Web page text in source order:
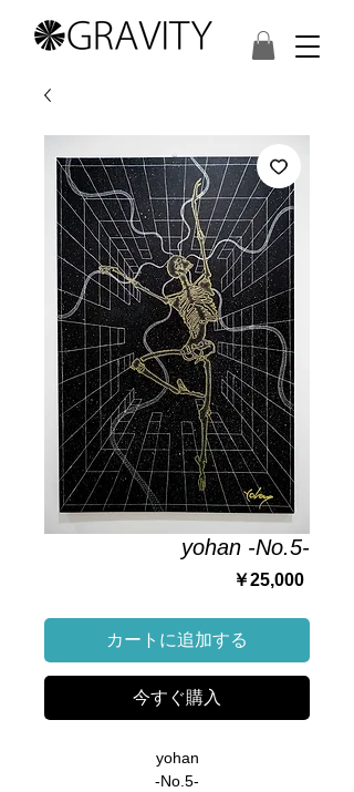
yohan -No.5-
￥25,000価
カートに追加する
今すぐ購入
yohan
-No.5-